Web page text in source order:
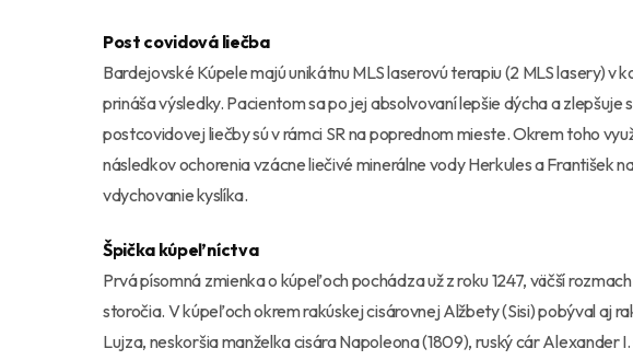
Post covidová liečba
Bardejovské Kúpele majú unikátnu MLS laserovú terapiu (2 MLS lasery) v
prináša výsledky. Pacientom sa po jej absolvovaní lepšie dýcha a zlepšuje
postcovidovej liečby sú v rámci SR na poprednom mieste. Okrem toho
následkov ochorenia vzácne liečivé minerálne vody Herkules a František
vdychovanie kyslíka.
Špička kúpeľníctva
Prvá písomná zmienka o kúpeľoch pochádza už z roku 1247, väčší
storočia. V kúpeľoch okrem rakúskej cisárovnej Alžbety (Sisi) pobýval aj
Lujza, neskoršia manželka cisára Napoleona (1809), ruský cár Alexander